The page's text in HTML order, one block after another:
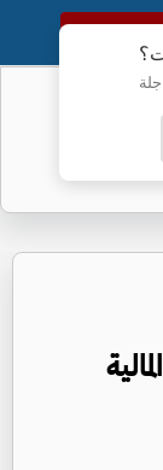
الكاملة